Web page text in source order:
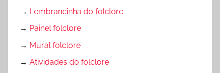
→ Lembrancinha do folclore
→ Painel folclore
→ Mural folclore
→ Atividades do folclore